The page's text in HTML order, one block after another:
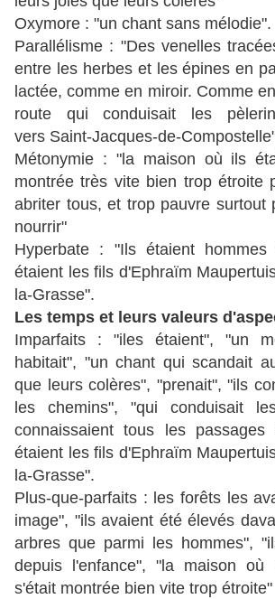
Oxymore : "un chant sans mélodie".
Parallélisme : "Des venelles
entre les herbes et les épines en
lactée, comme en miroir. Comme
route qui conduisait les
vers Saint-Jacques-de-
Métonymie : "la maison où ils
montrée très vite bien trop étroite
abriter tous, et trop pauvre surtout
nourrir"
Hyperbate : "Ils étaient hommes
étaient les fils d'Ephraïm
la-Grasse".
Les temps et leurs valeurs
Imparfaits : "iles étaient", "un
habitait", "un chant qui scandait
que leurs colères", "prenait", "ils
les chemins", "qui conduisait
connaissaient tous les passages
étaient les fils d'Ephraïm
la-Grasse".
Plus-que-parfaits : les forêts les
image", "ils avaient été élevés
arbres que parmi les hommes",
depuis l'enfance", "la maison où
s'était montrée bien vite trop étroite"